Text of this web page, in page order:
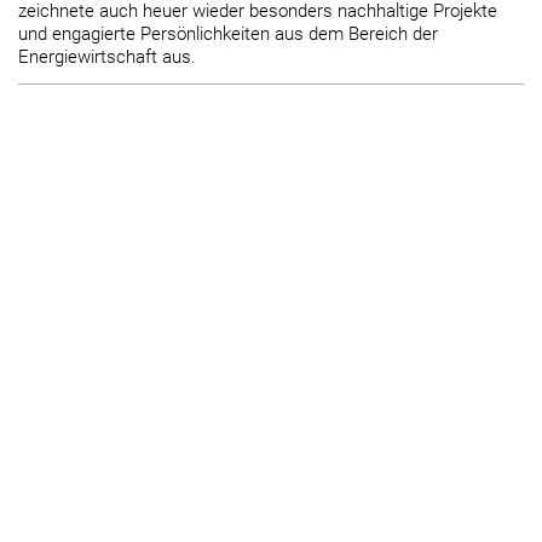
zeichnete auch heuer wieder besonders nachhaltige Projekte
und engagierte Persönlichkeiten aus dem Bereich der
Energiewirtschaft aus.